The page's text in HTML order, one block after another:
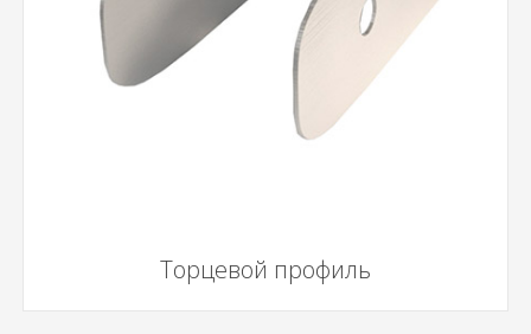
Торцевой профиль